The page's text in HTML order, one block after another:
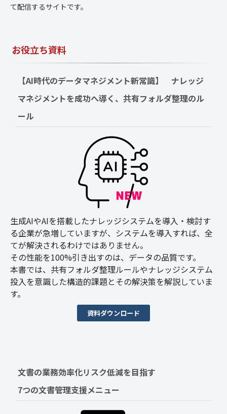
て配信するサイトです。
お役立ち資料
【AI時代のデータマネジメント新常識】　ナレッジ
マネジメントを成功へ導く、共有フォルダ整理のル
ール
生成AIやAIを搭載したナレッジシステムを導入・検討す
る企業が急増していますが、システムを導入すれば、全
てが解決されるわけではありません。
その性能を100%引き出すのは、データの品質です。
本書では、共有フォルダ整理ルールやナレッジシステム
投入を意識した構造的課題とその解決策を解説していま
す。
資料ダウンロード
文書の業務効率化リスク低減を目指す
7つの文書管理支援メニュー